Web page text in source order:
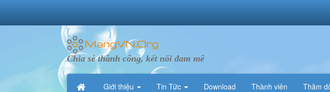
Chia sẻ thành công, kết nối đam mê
Giới thiệu Tin Tức Download Thành viên Thăm